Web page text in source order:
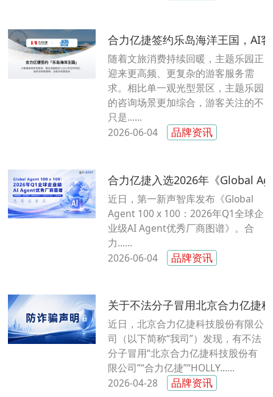
合力亿捷签约乐岛海洋王国，AI
随着文旅消费持续回暖，主题乐园正
迎来更高频、更复杂的游客服务需
求。相比单一观光型景区，主题乐园
的咨询场景更加综合，游客关注的不
只是......
2026-06-04
品牌资讯
合力亿捷入选2026年《Global
近日，第一新声智库发布《Global
Agent 100 x 100：2026年Q1全球企
业级AI Agent优秀厂商图谱》。合
力......
2026-06-04
品牌资讯
关于不法分子冒用北京合力亿捷
近日，北京合力亿捷科技股份有限公
司（以下简称“我司”）发现，有不法
分子冒用“北京合力亿捷科技股份有
限公司”“合力亿捷”“HOLLY......
2026-04-28
品牌资讯